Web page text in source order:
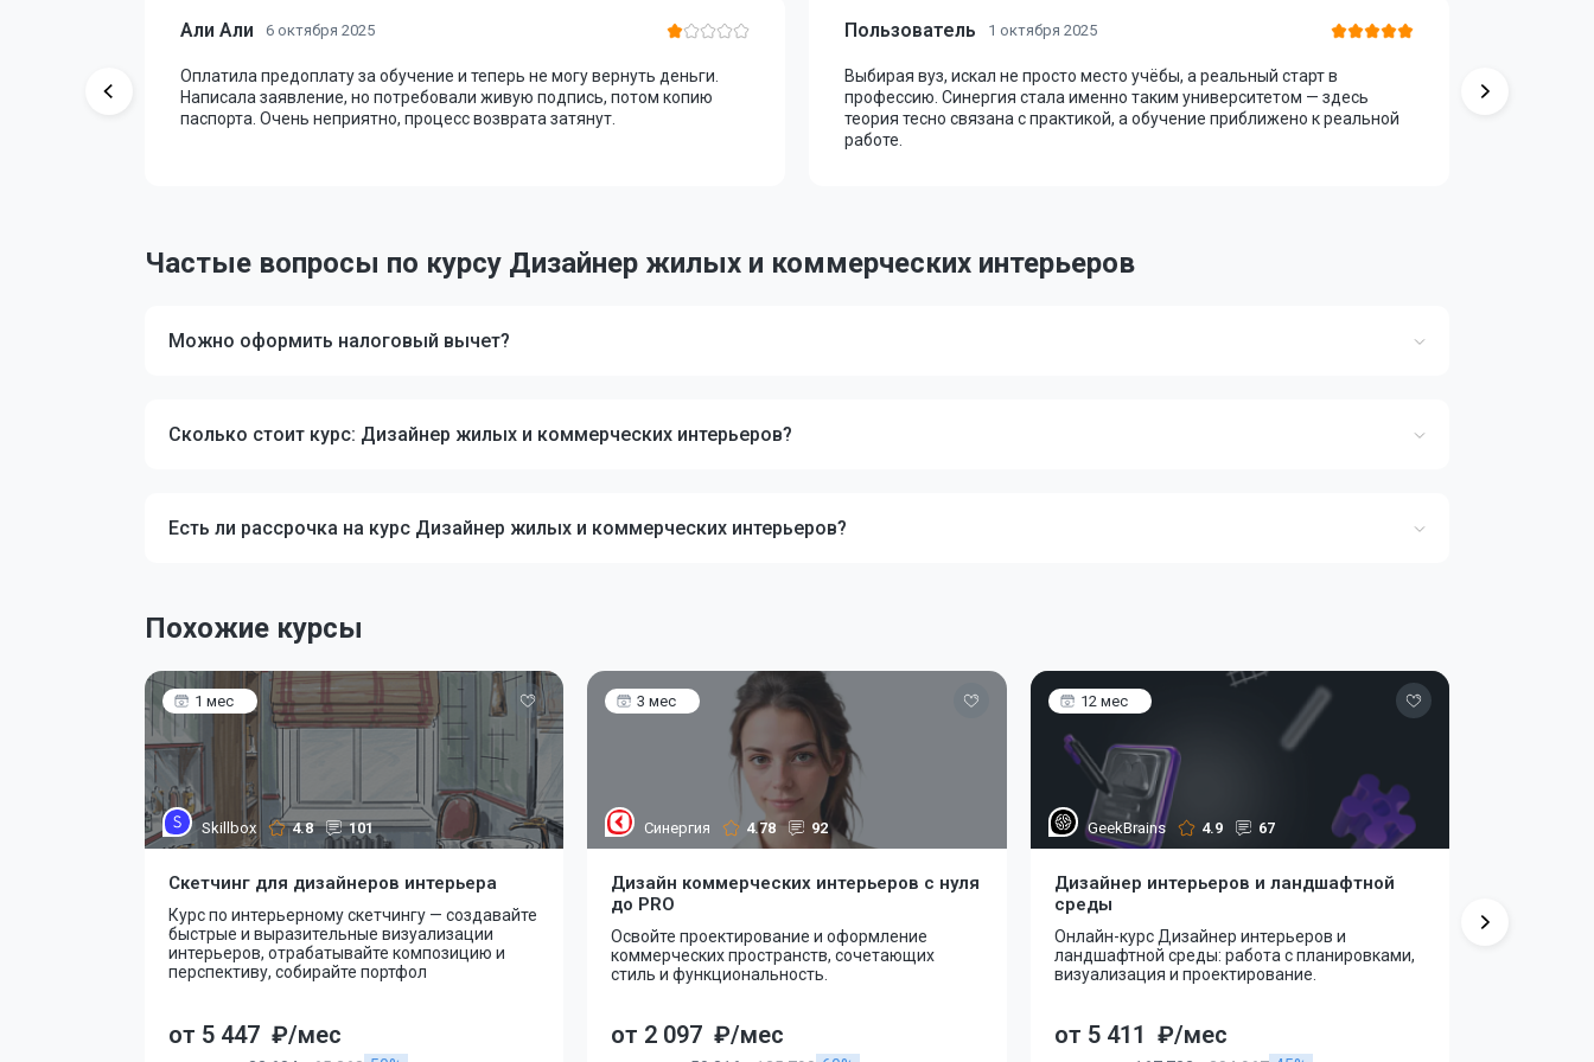
Али Али 6 октября 2025
Оплатила предоплату за обучение и теперь не могу вернуть деньги.
Написала заявление, но потребовали живую подпись, потом копию
паспорта. Очень неприятно, процесс возврата затянут.
Пользователь 1 октября 2025
Выбирая вуз, искал не просто место учёбы, а реальный старт в
профессию. Синергия стала именно таким университетом — здесь
теория тесно связана с практикой, а обучение приближено к реальной
работе.
Частые вопросы по курсу Дизайнер жилых и коммерческих интерьеров
Можно оформить налоговый вычет?
Сколько стоит курс: Дизайнер жилых и коммерческих интерьеров?
Есть ли рассрочка на курс Дизайнер жилых и коммерческих интерьеров?
Похожие курсы
1 мес
Skillbox 4.8 101
Скетчинг для дизайнеров интерьера
Курс по интерьерному скетчингу — создавайте
быстрые и выразительные визуализации
интерьеров, отрабатывайте композицию и
перспективу, собирайте портфол
от 5 447 ₽/мес
3 мес
Синергия 4.78 92
Дизайн коммерческих интерьеров с нуля
до PRO
Освойте проектирование и оформление
коммерческих пространств, сочетающих
стиль и функциональность.
от 2 097 ₽/мес
12 мес
GeekBrains 4.9 67
Дизайнер интерьеров и ландшафтной
среды
Онлайн-курс Дизайнер интерьеров и
ландшафтной среды: работа с планировками,
визуализация и проектирование.
от 5 411 ₽/мес